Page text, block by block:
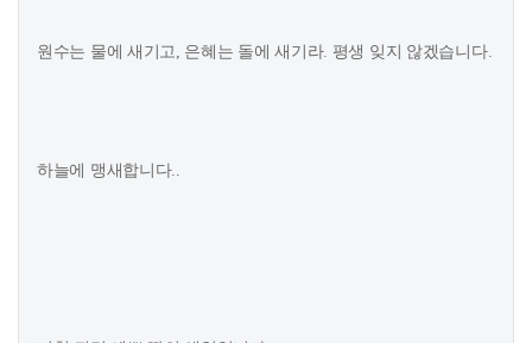
원수는 물에 새기고, 은혜는 돌에 새기라. 평생 잊지 않겠습니다.
하늘에 맹새합니다..